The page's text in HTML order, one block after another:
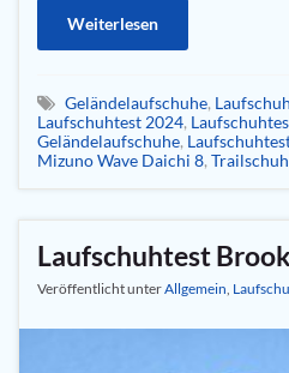
Weiterlesen
Geländelaufschuhe,
Laufschuhtest 2024,
Geländelaufschuhe,
Mizuno Wave Daichi 8,
Laufschuhtest
Veröffentlicht unterAllgemein